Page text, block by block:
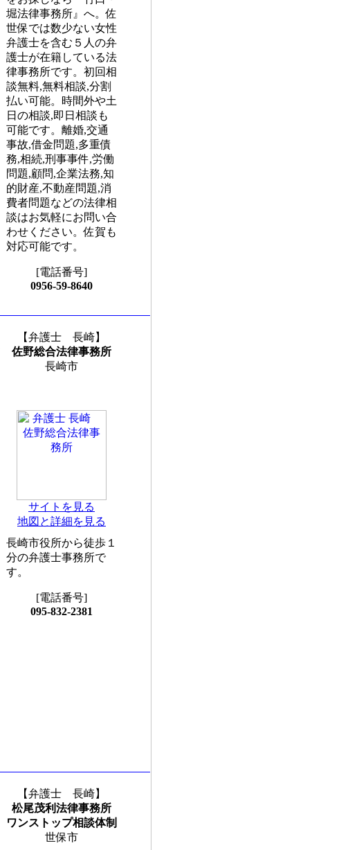
堀法律事務所』へ。佐
世保では数少ない女性
弁護士を含む５人の弁
護士が在籍している法
律事務所です。初回相
談無料,無料相談,分割
払い可能。時間外や土
日の相談,即日相談も
可能です。離婚,交通
事故,借金問題,多重債
務,相続,刑事事件,労働
問題,顧問,企業法務,知
的財産,不動産問題,消
費者問題などの法律相
談はお気軽にお問い合
わせください。佐賀も
対応可能です。
[電話番号]
0956-59-8640
【弁護士 長崎】
佐野総合法律事務所
長崎市
サイトを見る
地図と詳細を見る
長崎市役所から徒歩１
分の弁護士事務所で
す。
[電話番号]
095-832-2381
【弁護士 長崎】
松尾茂利法律事務所
ワンストップ相談体制
世保市